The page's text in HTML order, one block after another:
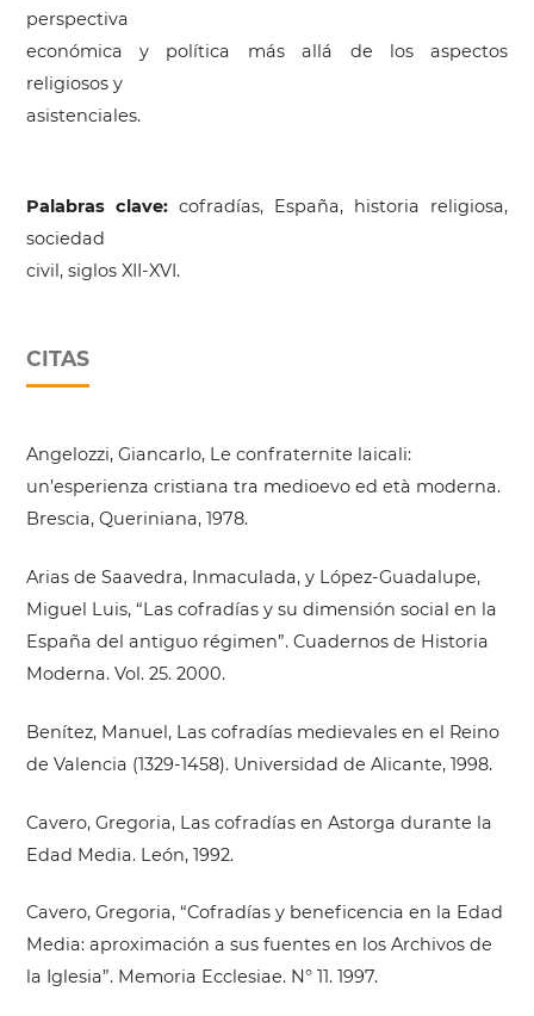
perspectiva
económica y política más allá de los aspectos
religiosos y
asistenciales.
Palabras clave:cofradías, España, historia religiosa,
sociedad
civil, siglos XII-XVI.
CITAS
Angelozzi, Giancarlo, Le confraternite laicali:
un’esperienza cristiana tra medioevo ed età moderna.
Brescia, Queriniana, 1978.
Arias de Saavedra, Inmaculada, y López-Guadalupe,
Miguel Luis, “Las cofradías y su dimensión social en la
España del antiguo régimen”. Cuadernos de Historia
Moderna. Vol. 25. 2000.
Benítez, Manuel, Las cofradías medievales en el Reino
de Valencia (1329-1458). Universidad de Alicante, 1998.
Cavero, Gregoria, Las cofradías en Astorga durante la
Edad Media. León, 1992.
Cavero, Gregoria, “Cofradías y beneficencia en la Edad
Media: aproximación a sus fuentes en los Archivos de
la Iglesia”. Memoria Ecclesiae. N° 11. 1997.